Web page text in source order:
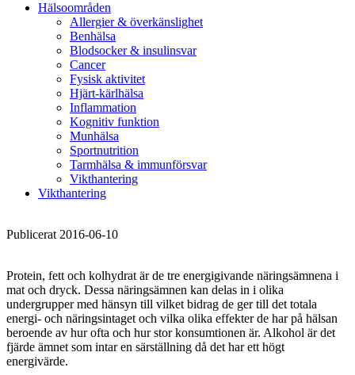
Hälsoområden
Allergier & överkänslighet
Benhälsa
Blodsocker & insulinsvar
Cancer
Fysisk aktivitet
Hjärt-kärlhälsa
Inflammation
Kognitiv funktion
Munhälsa
Sportnutrition
Tarmhälsa & immunförsvar
Vikthantering
Vikthantering
Publicerat 2016-06-10
Protein, fett och kolhydrat är de tre energigivande näringsämnena i
mat och dryck. Dessa näringsämnen kan delas in i olika
undergrupper med hänsyn till vilket bidrag de ger till det totala
energi- och näringsintaget och vilka olika effekter de har på hälsan
beroende av hur ofta och hur stor konsumtionen är. Alkohol är det
fjärde ämnet som intar en särställning då det har ett högt
energivärde.